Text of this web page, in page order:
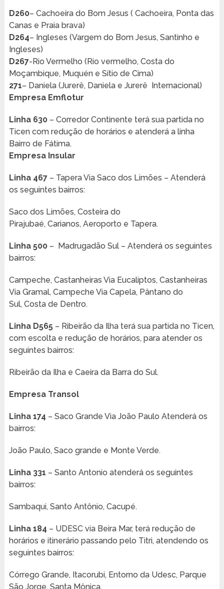
D260– Cachoeira do Bom Jesus ( Cachoeira, Ponta das
Canas e Praia brava)
D264– Ingleses (Vargem do Bom Jesus, Santinho e
Ingleses)
D267-Rio Vermelho (Rio vermelho, Costa do
Moçambique, Muquén e Sítio de Cima)
271– Daniela (Jurerê, Daniela e Jurerê Internacional)
Empresa Emflotur
Linha 630 – Corredor Continente terá sua partida no
Ticen com redução de horários e atenderá a linha
Bairro de Fátima.
Empresa Insular
Linha 467 – Tapera Via Saco dos Limões – Atenderá
os seguintes bairros:
Saco dos Limões, Costeira do
Pirajubaé, Carianos, Aeroporto e Tapera.
Linha 500– Madrugadão Sul – Atenderá os seguintes
bairros:
Campeche, Castanheiras Via Eucaliptos, Castanheiras
Via Gramal, Campeche Via Capela, Pântano do
Sul, Costa de Dentro.
Linha D565– Ribeirão da Ilha terá sua partida no Ticen,
com escolta e redução de horários, para atender os
seguintes bairros:
Ribeirão da Ilha e Caeira da Barra do Sul.
Empresa Transol
Linha 174 – Saco Grande Via João Paulo Atenderá os
bairros:
João Paulo, Saco grande e Monte Verde.
Linha 331 – Santo Antonio atenderá os seguintes
bairros:
Sambaqui, Santo Antônio, Cacupé.
Linha 184 – UDESC via Beira Mar, terá redução de
horários e itinerário passando pelo Titri, atendendo os
seguintes bairros:
Córrego Grande, Itacorubi, Entorno da Udesc, Parque
São Jorge, Santa Mônica.